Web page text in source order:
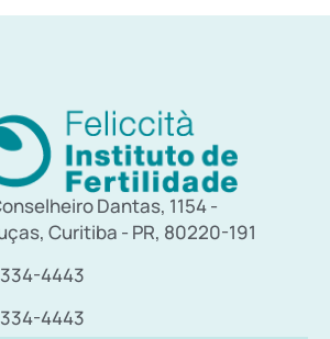
Dantas, 1154 -
Curitiba - PR, 80220-191
4443
4443